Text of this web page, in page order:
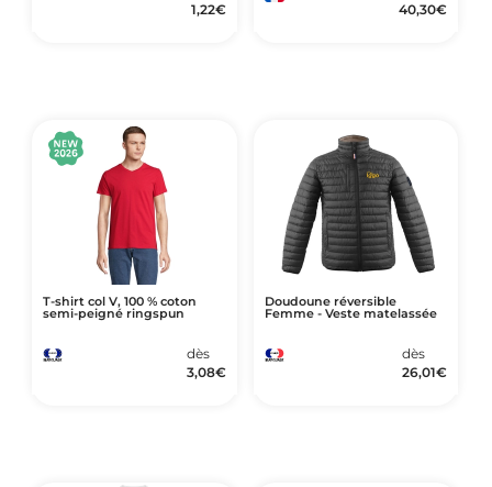
1,22€
40,30€
T-shirt col V, 100 % coton
semi-peigné ringspun
dès
3,08€
Doudoune réversible
Femme - Veste matelassée
dès
26,01€